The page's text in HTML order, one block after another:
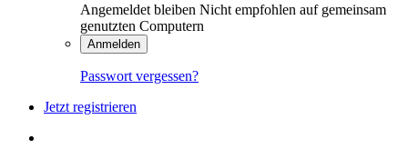
Angemeldet bleiben Nicht empfohlen auf gemeinsam
genutzten Computern
Anmelden
Passwort vergessen?
Jetzt registrieren